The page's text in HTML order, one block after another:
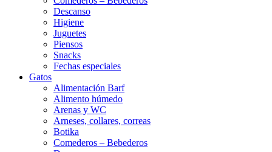
Descanso
Higiene
Juguetes
Piensos
Snacks
Fechas especiales
Gatos
Alimentación Barf
Alimento húmedo
Arenas y WC
Arneses, collares, correas
Botika
Comederos – Bebederos